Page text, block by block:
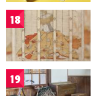
18
19